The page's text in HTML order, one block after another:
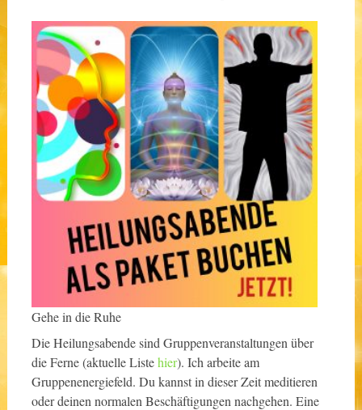
Gehe in die Ruhe
Die Heilungsabende sind Gruppenveranstaltungen über
die Ferne (aktuelle Listehier). Ich arbeite am
Gruppenenergiefeld. Du kannst in dieser Zeit meditieren
oder deinen normalen Beschäftigungen nachgehen. Eine